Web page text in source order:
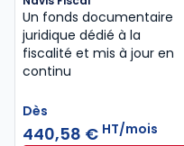
Un fonds documentaire
juridique dédié à la
fiscalité et mis à jour en
continu
Dès
440,58 € HT/mois